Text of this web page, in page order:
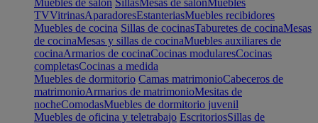
Muebles de salón SillasMesas de salónMuebles
TVVitrinasAparadoresEstanteriasMuebles recibidores
Muebles de cocina Sillas de cocinasTaburetes de cocinaMesas
de cocinaMesas y sillas de cocinaMuebles auxiliares de
cocinaArmarios de cocinaCocinas modularesCocinas
completasCocinas a medida
Muebles de dormitorio Camas matrimonioCabeceros de
matrimonioArmarios de matrimonioMesitas de
nocheComodasMuebles de dormitorio juvenil
Muebles de oficina y teletrabajo EscritoriosSillas de